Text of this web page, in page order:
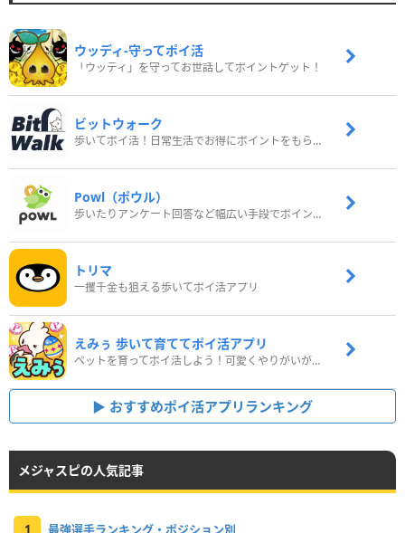
ウッディ‐守ってポイ活
「ウッディ」を守ってお世話してポイントゲット！
ビットウォーク
歩いてポイ活！日常生活でお得にポイントをもらおう
Powl（ポウル）
歩いたりアンケート回答など幅広い手段でポイントをゲット
トリマ
一攫千金も狙える歩いてポイ活アプリ
えみぅ 歩いて育ててポイ活アプリ
ペットを育ってポイ活しよう！可愛くやりがいがある新感覚アプリ
おすすめポイ活アプリランキング
メジャスピの人気記事
1 最強選手ランキング・ポジション別